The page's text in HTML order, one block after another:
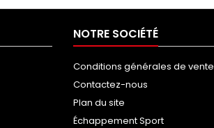
NOTRE SOCIÉTÉ
Conditions générales de vente
Contactez-nous
Plan du site
Échappement Sport